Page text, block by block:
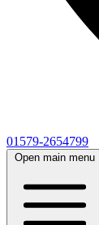
01579-2654799
Open main menu